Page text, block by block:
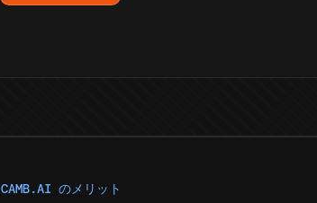
CAMB.AI のメリット